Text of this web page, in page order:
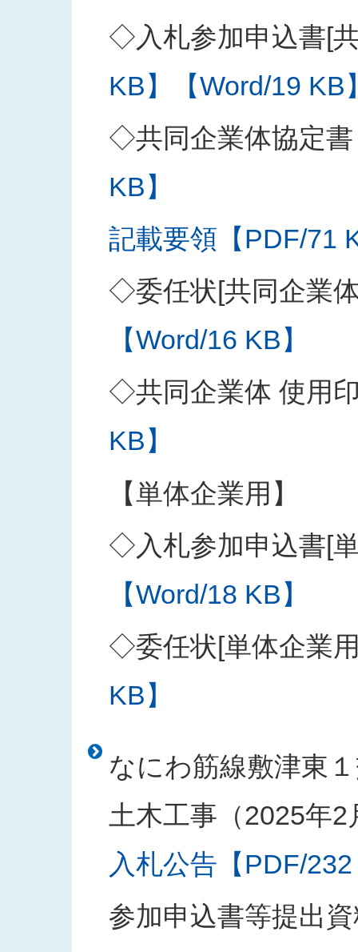
◇入札参加申込書[
KB】
【Word/19 KB
◇共同企業体協定書
KB】
記載要領【PDF/71
◇委任状[共同企業
【Word/16 KB】
◇共同企業体 使用
KB】
【単体企業用】
◇入札参加申込書[
【Word/18 KB】
◇委任状[単体企業
KB】
なにわ筋線敷津東
土木工事（2025年2
入札公告【PDF/
参加申込書等提出